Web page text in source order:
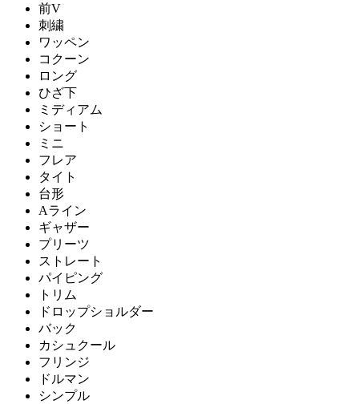
前V
刺繍
ワッペン
コクーン
ロング
ひざ下
ミディアム
ショート
ミニ
フレア
タイト
台形
Aライン
ギャザー
プリーツ
ストレート
パイピング
トリム
ドロップショルダー
バック
カシュクール
フリンジ
ドルマン
シンプル